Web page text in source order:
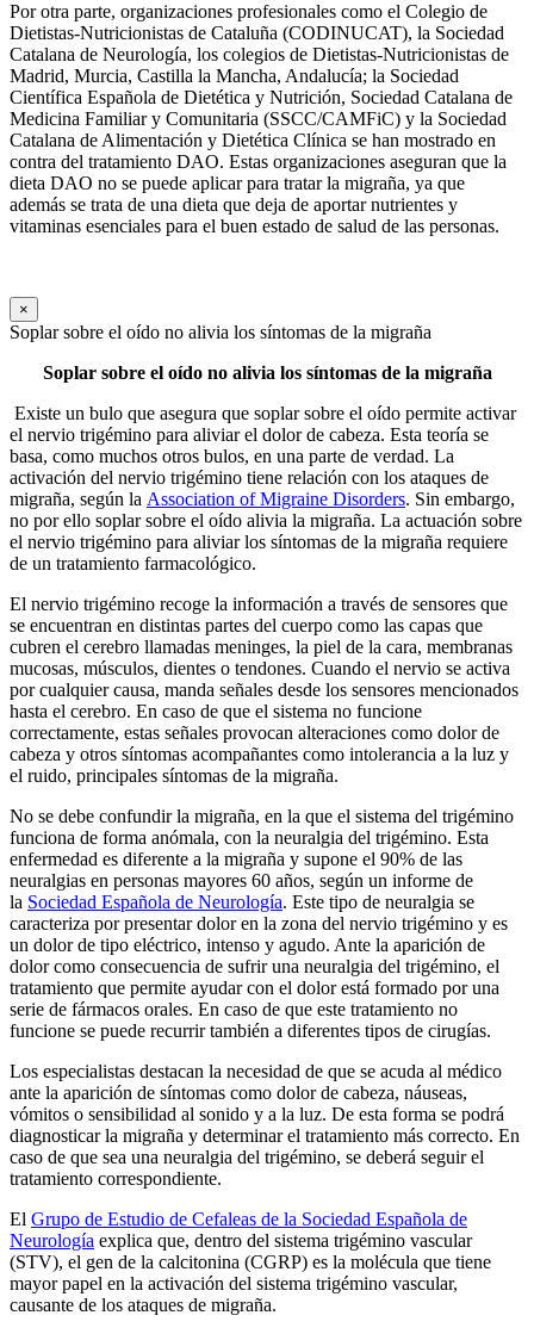
Por otra parte, organizaciones profesionales como el Colegio de
Dietistas-Nutricionistas de Cataluña (CODINUCAT), la Sociedad
Catalana de Neurología, los colegios de Dietistas-Nutricionistas de
Madrid, Murcia, Castilla la Mancha, Andalucía; la Sociedad
Científica Española de Dietética y Nutrición, Sociedad Catalana de
Medicina Familiar y Comunitaria (SSCC/CAMFiC) y la Sociedad
Catalana de Alimentación y Dietética Clínica se han mostrado en
contra del tratamiento DAO. Estas organizaciones aseguran que la
dieta DAO no se puede aplicar para tratar la migraña, ya que
además se trata de una dieta que deja de aportar nutrientes y
vitaminas esenciales para el buen estado de salud de las personas.
×
Soplar sobre el oído no alivia los síntomas de la migraña
Soplar sobre el oído no alivia los síntomas de la migraña
Existe un bulo que asegura que soplar sobre el oído permite activar
el nervio trigémino para aliviar el dolor de cabeza. Esta teoría se
basa, como muchos otros bulos, en una parte de verdad. La
activación del nervio trigémino tiene relación con los ataques de
migraña, según la Association of Migraine Disorders. Sin embargo,
no por ello soplar sobre el oído alivia la migraña. La actuación sobre
el nervio trigémino para aliviar los síntomas de la migraña requiere
de un tratamiento farmacológico.
El nervio trigémino recoge la información a través de sensores que
se encuentran en distintas partes del cuerpo como las capas que
cubren el cerebro llamadas meninges, la piel de la cara, membranas
mucosas, músculos, dientes o tendones. Cuando el nervio se activa
por cualquier causa, manda señales desde los sensores mencionados
hasta el cerebro. En caso de que el sistema no funcione
correctamente, estas señales provocan alteraciones como dolor de
cabeza y otros síntomas acompañantes como intolerancia a la luz y
el ruido, principales síntomas de la migraña.
No se debe confundir la migraña, en la que el sistema del trigémino
funciona de forma anómala, con la neuralgia del trigémino. Esta
enfermedad es diferente a la migraña y supone el 90% de las
neuralgias en personas mayores 60 años, según un informe de
la Sociedad Española de Neurología. Este tipo de neuralgia se
caracteriza por presentar dolor en la zona del nervio trigémino y es
un dolor de tipo eléctrico, intenso y agudo. Ante la aparición de
dolor como consecuencia de sufrir una neuralgia del trigémino, el
tratamiento que permite ayudar con el dolor está formado por una
serie de fármacos orales. En caso de que este tratamiento no
funcione se puede recurrir también a diferentes tipos de cirugías.
Los especialistas destacan la necesidad de que se acuda al médico
ante la aparición de síntomas como dolor de cabeza, náuseas,
vómitos o sensibilidad al sonido y a la luz. De esta forma se podrá
diagnosticar la migraña y determinar el tratamiento más correcto. En
caso de que sea una neuralgia del trigémino, se deberá seguir el
tratamiento correspondiente.
El Grupo de Estudio de Cefaleas de la Sociedad Española de
Neurología explica que, dentro del sistema trigémino vascular
(STV), el gen de la calcitonina (CGRP) es la molécula que tiene
mayor papel en la activación del sistema trigémino vascular,
causante de los ataques de migraña.